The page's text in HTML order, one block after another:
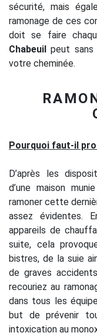
sécurité, mais
ramonage de ces
doit se faire
Chabeuil peut
votre cheminée.
Pourquoi faut-il
D’après les
d’une maison
ramoner cette
assez évidentes.
appareils de
suite, cela
bistres, de la suie
de graves
recouriez au
dans tous les
but de prévenir
intoxication au